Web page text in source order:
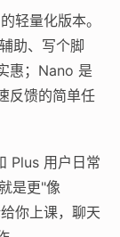
量化版本。
助、写个脚
惠；Nano 是
反馈的简单任
Plus 用户日常
是更"像
你上课，聊天